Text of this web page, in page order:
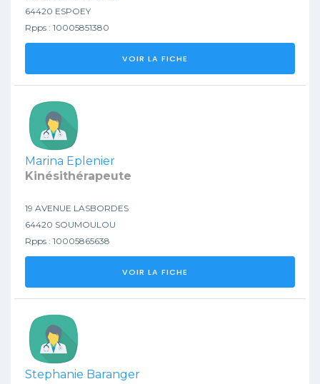
64420 ESPOEY
Rpps : 10005851380
VOIR LA FICHE
Marina Eplenier
Kinésithérapeute
19 AVENUE LASBORDES
64420 SOUMOULOU
Rpps : 10005865638
VOIR LA FICHE
Stephanie Baranger